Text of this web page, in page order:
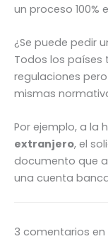
un proceso 100%
¿Se puede pedir
Todos los países
regulaciones
mismas
Por ejemplo, a la
extranjero, el
documento que
una cuenta
3 comentarios en